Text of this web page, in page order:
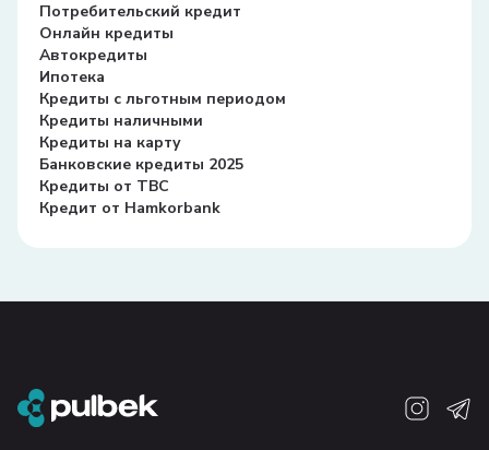
Потребительский кредит
Онлайн кредиты
Автокредиты
Ипотека
Кредиты с льготным периодом
Кредиты наличными
Кредиты на карту
Банковские кредиты 2025
Кредиты от TBC
Кредит от Hamkorbank